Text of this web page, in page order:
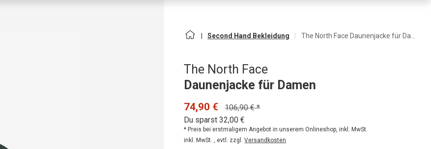
Second Hand Bekleidung
The North Face
Daunenjacke für Damen
74,90 €
106,90 € *
Du sparst 32,00 €
* Preis bei erstmaligem Angebot in unserem Onlineshop, inkl. MwSt.
inkl. MwSt. , evtl. zzgl.Versandkosten